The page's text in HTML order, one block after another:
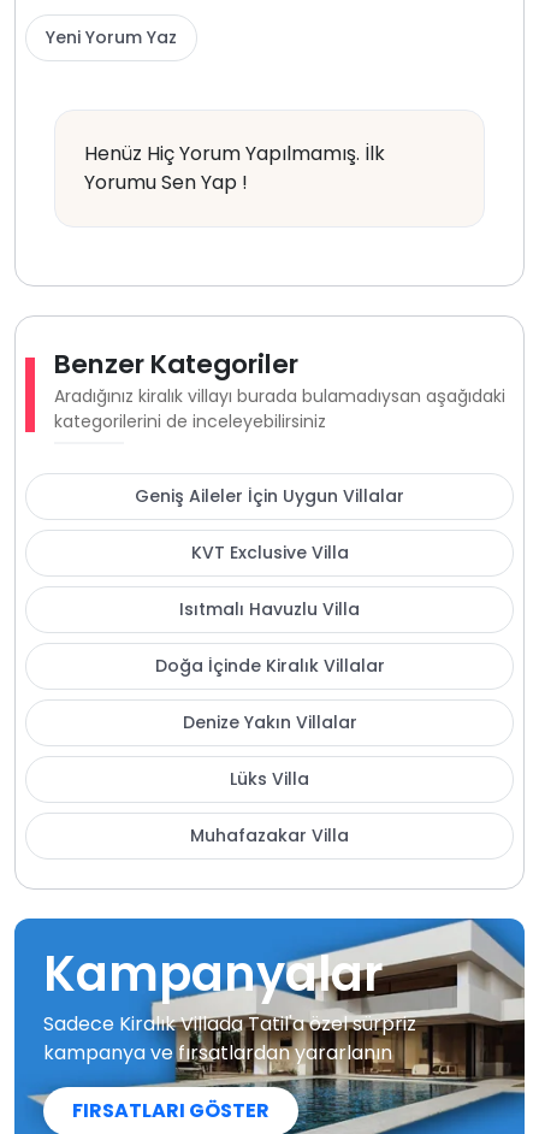
Yeni Yorum Yaz
Henüz Hiç Yorum Yapılmamış. İlk
Yorumu Sen Yap !
Benzer Kategoriler
Aradığınız kiralık villayı burada bulamadıysan aşağıdaki
kategorilerini de inceleyebilirsiniz
Geniş Aileler İçin Uygun Villalar
KVT Exclusive Villa
Isıtmalı Havuzlu Villa
Doğa İçinde Kiralık Villalar
Denize Yakın Villalar
Lüks Villa
Muhafazakar Villa
Kampanyalar
Sadece Kiralık Villada Tatil'a özel sürpriz
kampanya ve fırsatlardan yararlanın
FIRSATLARI GÖSTER